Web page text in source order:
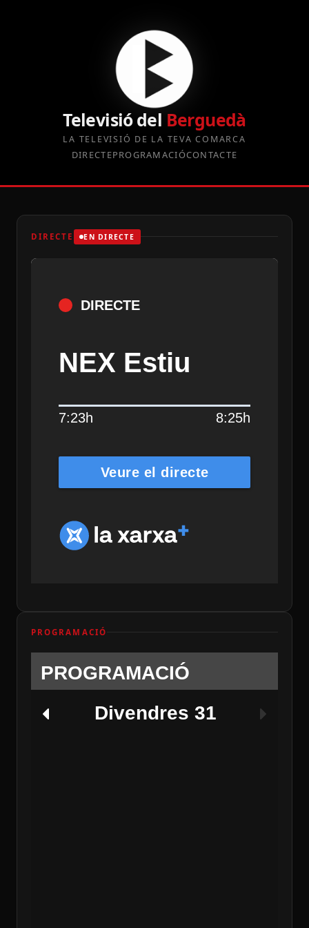
Televisió del Berguedà
LA TELEVISIÓ DE LA TEVA COMARCA
DIRECTEPROGRAMACIÓCONTACTE
DIRECTE EN DIRECTE
DIRECTE
NEX Estiu
7:23h 8:25h
Veure el directe
PROGRAMACIÓ
PROGRAMACIÓ
Divendres 31